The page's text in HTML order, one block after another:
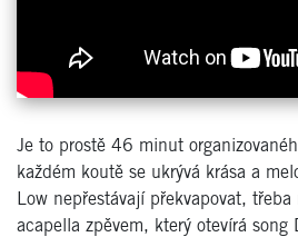
Je to prostě 46 minut
každém koutě se ukrývá krása a
Low nepřestávají překvapovat,
acapella zpěvem, který otevírá song